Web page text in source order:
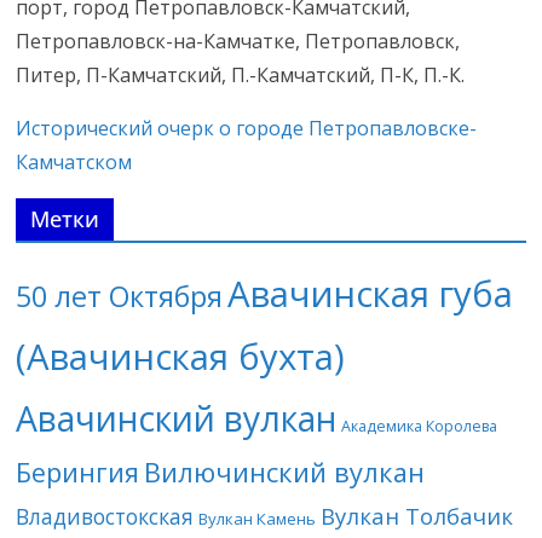
порт, город Петропавловск-Камчатский,
Петропавловск-на-Камчатке, Петропавловск,
Питер, П-Камчатский, П.-Камчатский, П-К, П.-К.
Исторический очерк о городе Петропавловске-
Камчатском
Метки
50 лет Октября Авачинская губа
(Авачинская бухта)
Авачинский вулкан Академика Королева
Берингия Вилючинский вулкан
Владивостокская Вулкан Камень Вулкан Толбачик